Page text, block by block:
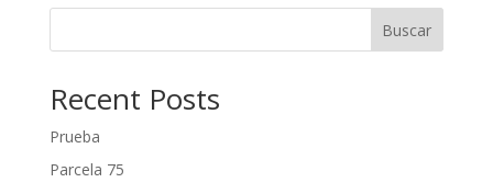
Buscar
Recent Posts
Prueba
Parcela 75